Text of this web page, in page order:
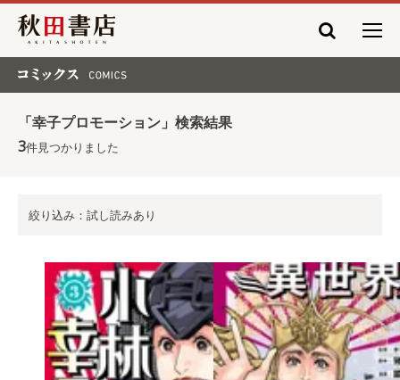
秋田書店
「幸子プロモーション」検索結果
3件見つかりました
絞り込み：試し読みあり